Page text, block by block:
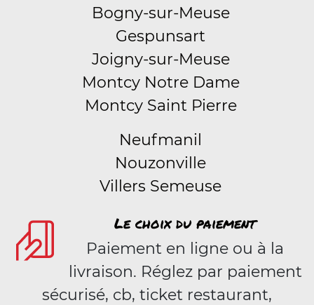
Bogny-sur-Meuse
Gespunsart
Joigny-sur-Meuse
Montcy Notre Dame
Montcy Saint Pierre
Neufmanil
Nouzonville
Villers Semeuse
Le choix du paiement
Paiement en ligne ou à la
livraison. Réglez par paiement
sécurisé, cb, ticket restaurant,